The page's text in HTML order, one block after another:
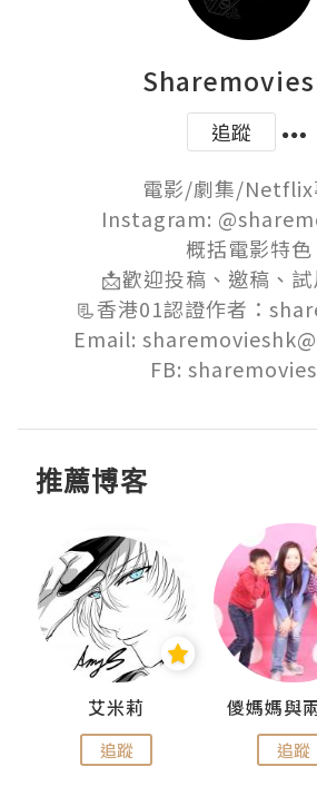
追蹤
電影/劇集/Netflix
Instagram:
概括電影特色
📩歡迎投稿、邀稿、
📃香港01認證作者：
Email:
FB:
推薦博客
艾米莉
追蹤 追蹤